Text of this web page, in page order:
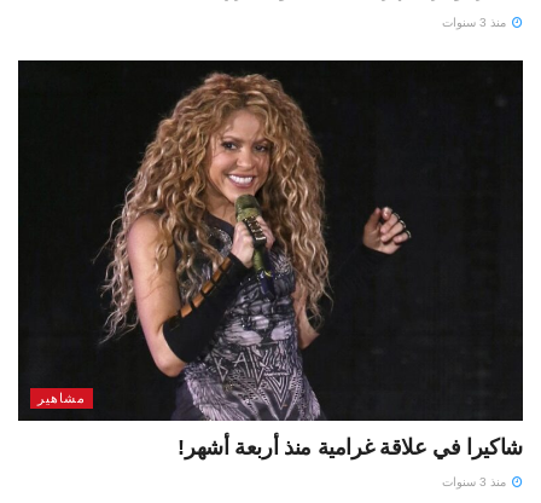
منذ 3 سنوات
مشاهير
شاكيرا في علاقة غرامية منذ أربعة أشهر!
منذ 3 سنوات